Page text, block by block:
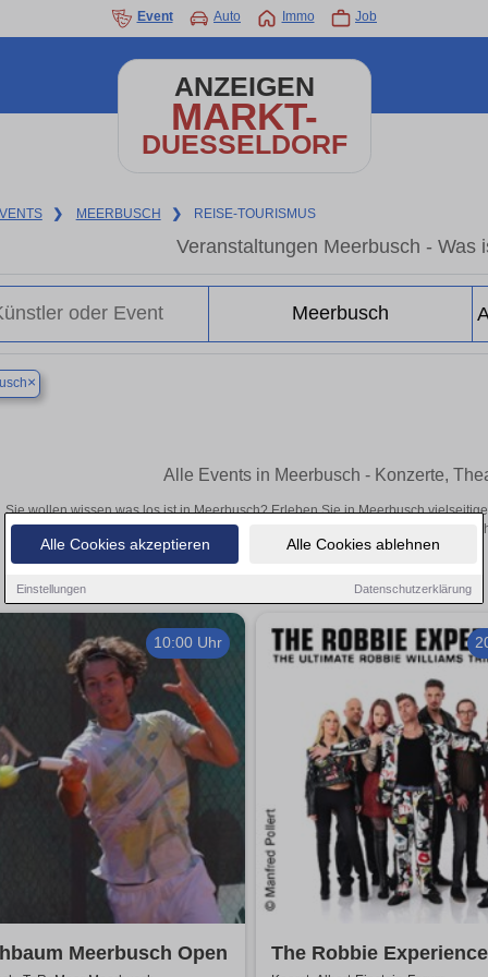
Alle Cookies akzeptieren Alle Cookies ablehnen
Einstellungen Datenschutzerklärung
Event Auto Immo Job
ANZEIGEN
MARKT-
DUESSELDORF
❯ MEERBUSCH ❯ REISE-TOURISMUS
Veranstaltungen Meerbusch - Was
×
Alle Events in Meerbusch - Konzerte,
Sie wollen wissen was los ist in Meerbusch? Erleben Sie in Meerbusch
Theateraufführungen oder aufregende Veranstaltungen in
10:00 Uhr
Meerbusch Open The Robbie Experience